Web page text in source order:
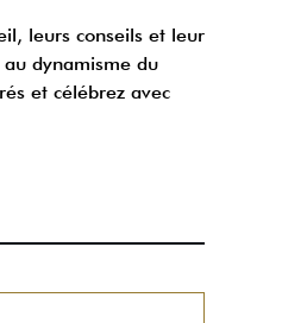
leurs conseils et leur
dynamisme du
et célébrez avec